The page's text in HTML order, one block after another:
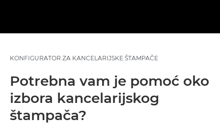
KONFIGURATOR ZA KANCELARIJSKE ŠTAMPAČE
Potrebna vam je pomoć oko
izbora kancelarijskog
štampača?